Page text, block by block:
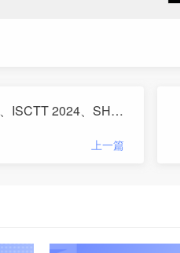
会议检索通知 | ARFEE 2024、ISCTT 2024、SHWID 2024等5个会议已检索
上一篇